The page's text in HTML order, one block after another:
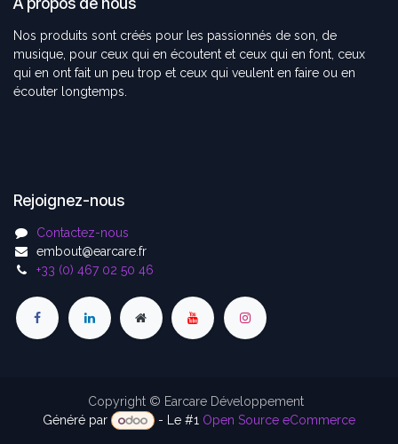
Nos produits sont créés pour les passionnés de son, de
musique, pour ceux qui en écoutent et ceux qui en font, ceux
qui en ont fait un peu trop et ceux qui veulent en faire ou en
écouter longtemps.
Rejoignez-nous
Contactez-nous
embout@earcare.fr
+33 (0) 467 02 50 46
Copyright © Earcare Développement
Généré par
- Le #1 Open Source eCommerce